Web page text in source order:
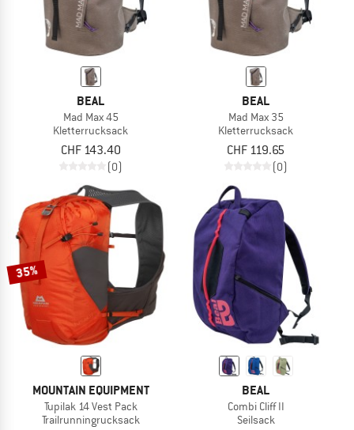
BEAL
Mad Max 45
Kletterrucksack
CHF 143.40
(0)
BEAL
Mad Max 35
Kletterrucksack
CHF 119.65
(0)
35%
MOUNTAIN EQUIPMENT
Tupilak 14 Vest Pack
Trailrunningrucksack
BEAL
Combi Cliff II
Seilsack